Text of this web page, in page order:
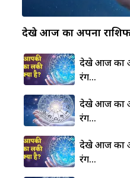
देखे आज का अपना
देखे आज का
रंग…
देखे आज का
रंग…
देखे आज का
रंग…